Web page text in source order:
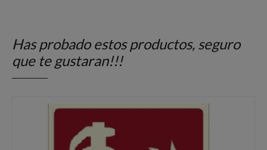
Has probado estos productos, seguro
que te gustaran!!!